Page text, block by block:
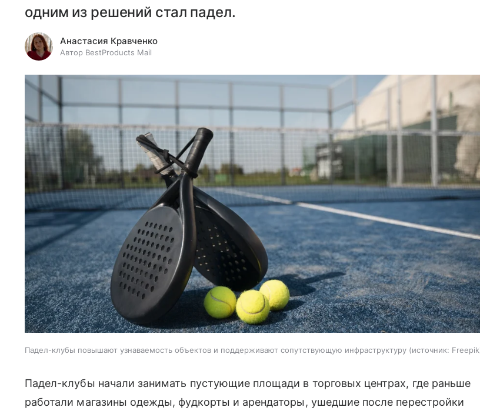
одним из решений стал падел.
Анастасия Кравченко
Автор BestProducts Mail
Падел-клубы повышают узнаваемость объектов и поддерживают сопутствующую инфраструктуру источник: Freepik
Падел-клубы начали занимать пустующие площади в торговых центрах, где раньше
работали магазины одежды, фудкорты и арендаторы, ушедшие после перестройки